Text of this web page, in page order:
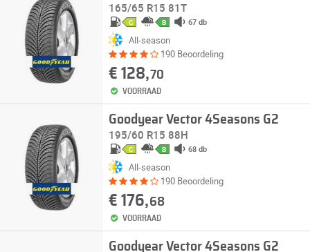
165/65 R15 81T
C B 67 db
All-season
190 Beoordeling
€ 128,70
VOORRAAD
Goodyear Vector 4Seasons G2
195/60 R15 88H
C B 68 db
All-season
190 Beoordeling
€ 176,68
VOORRAAD
Goodyear Vector 4Seasons G2